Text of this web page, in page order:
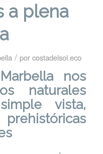
a plena
/ porcostadelsol.eco
nos
naturales
vista,